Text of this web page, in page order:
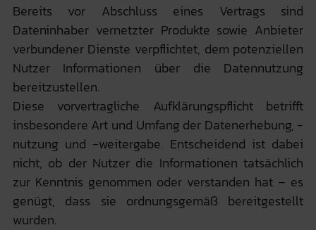
Bereits vor Abschluss eines Vertrags sind
Dateninhaber vernetzter Produkte sowie Anbieter
verbundener Dienste verpflichtet, dem potenziellen
Nutzer Informationen über die Datennutzung
bereitzustellen.
Diese vorvertragliche Aufklärungspflicht betrifft
insbesondere Art und Umfang der Datenerhebung, -
nutzung und -weitergabe. Entscheidend ist dabei
nicht, ob der Nutzer die Informationen tatsächlich
zur Kenntnis genommen oder verstanden hat – es
genügt, dass sie ordnungsgemäß bereitgestellt
wurden.